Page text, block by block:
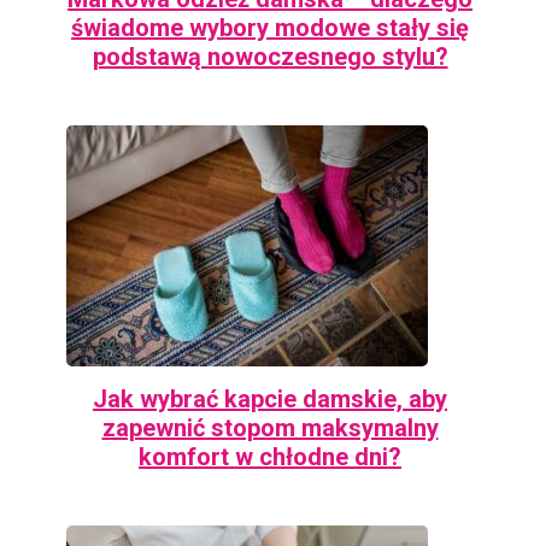
świadome wybory modowe stały się
podstawą nowoczesnego stylu?
Jak wybrać kapcie damskie, aby
zapewnić stopom maksymalny
komfort w chłodne dni?